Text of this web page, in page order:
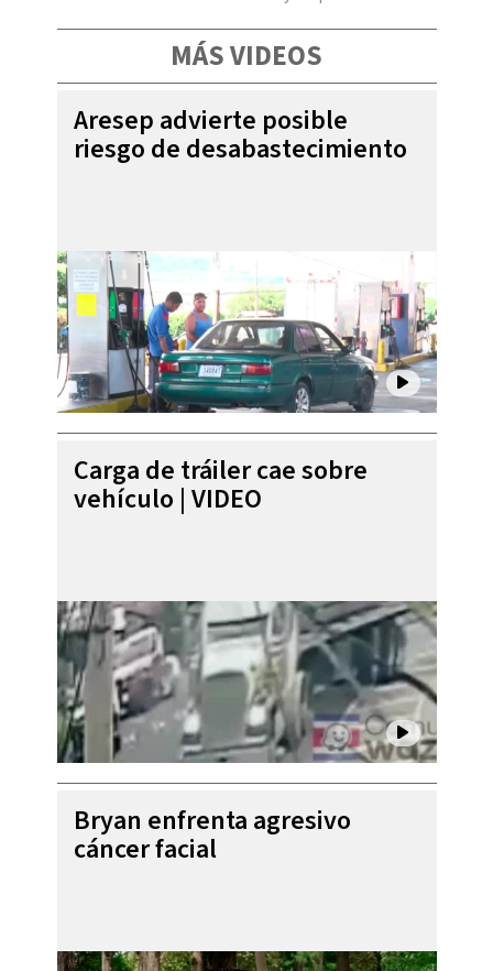
MÁS VIDEOS
Aresep advierte posible
riesgo de desabastecimiento
Carga de tráiler cae sobre
vehículo | VIDEO
Bryan enfrenta agresivo
cáncer facial